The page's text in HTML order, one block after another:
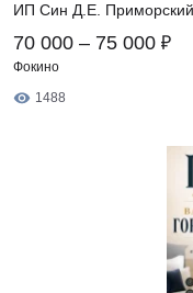
ИП Син Д.Е.
70 000 – 75 000 ₽
Фокино
1488